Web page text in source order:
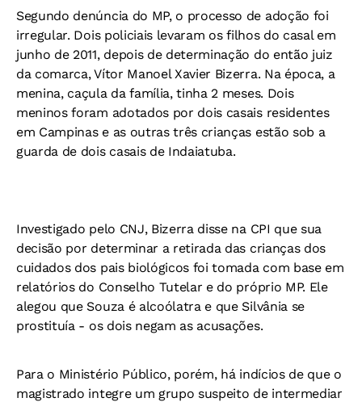
Segundo denúncia do MP, o processo de adoção foi
irregular. Dois policiais levaram os filhos do casal em
junho de 2011, depois de determinação do então juiz
da comarca, Vítor Manoel Xavier Bizerra. Na época, a
menina, caçula da família, tinha 2 meses. Dois
meninos foram adotados por dois casais residentes
em Campinas e as outras três crianças estão sob a
guarda de dois casais de Indaiatuba.
Investigado pelo CNJ, Bizerra disse na CPI que sua
decisão por determinar a retirada das crianças dos
cuidados dos pais biológicos foi tomada com base em
relatórios do Conselho Tutelar e do próprio MP. Ele
alegou que Souza é alcoólatra e que Silvânia se
prostituía - os dois negam as acusações.
Para o Ministério Público, porém, há indícios de que o
magistrado integre um grupo suspeito de intermediar